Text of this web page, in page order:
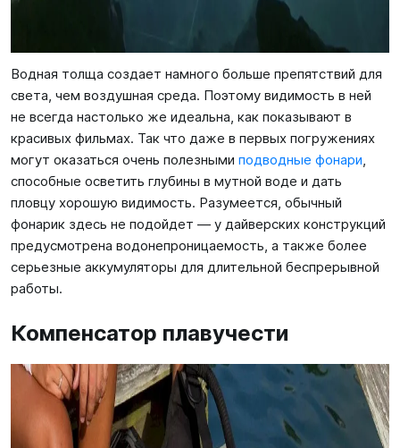
Водная толща создает намного больше препятствий для
света, чем воздушная среда. Поэтому видимость в ней
не всегда настолько же идеальна, как показывают в
красивых фильмах. Так что даже в первых погружениях
могут оказаться очень полезными подводные фонари,
способные осветить глубины в мутной воде и дать
пловцу хорошую видимость. Разумеется, обычный
фонарик здесь не подойдет — у дайверских конструкций
предусмотрена водонепроницаемость, а также более
серьезные аккумуляторы для длительной беспрерывной
работы.
Компенсатор плавучести